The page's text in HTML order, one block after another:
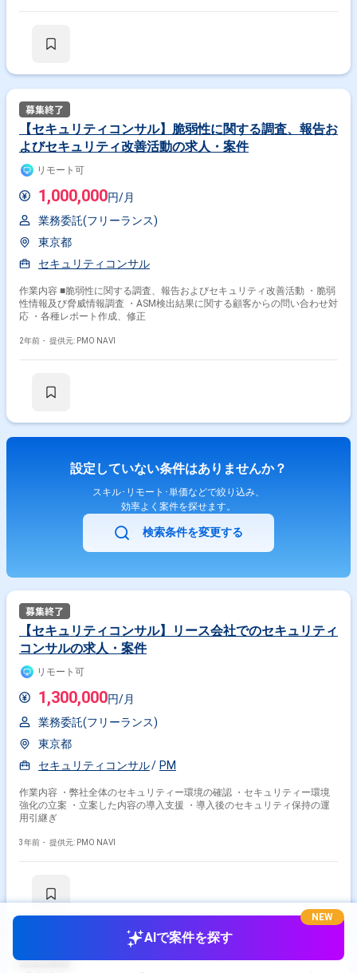
【セキュリティコンサル】脆弱性に関する調査、報告お
よびセキュリティ改善活動の求人・案件
リモート可
1,000,000円/月
業務委託(フリーランス)
東京都
セキュリティコンサル
作業内容 ■脆弱性に関する調査、報告およびセキュリティ改善活動 ・脆弱
性情報及び脅威情報調査 ・ASM検出結果に関する顧客からの問い合わせ対
応 ・各種レポート作成、修正
2年前・ 提供元: PMO NAVI
設定していない条件はありませんか？
スキル･リモート･単価などで絞り込み、
効率よく案件を探せます。
検索条件を変更する
【セキュリティコンサル】リース会社でのセキュリティ
コンサルの求人・案件
リモート可
1,300,000円/月
業務委託(フリーランス)
東京都
セキュリティコンサル
PM
作業内容 ・弊社全体のセキュリティー環境の確認 ・セキュリティー環境
強化の立案 ・立案した内容の導入支援 ・導入後のセキュリティ保持の運
用引継ぎ
3年前・ 提供元: PMO NAVI
AIで案件を探す
NEW